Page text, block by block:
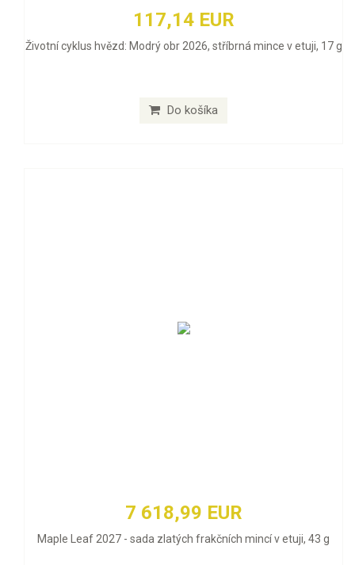
117,14 EUR
Životní cyklus hvězd: Modrý obr 2026, stříbrná mince v etuji, 17 g
Do košíka
7 618,99 EUR
Maple Leaf 2027 - sada zlatých frakčních mincí v etuji, 43 g